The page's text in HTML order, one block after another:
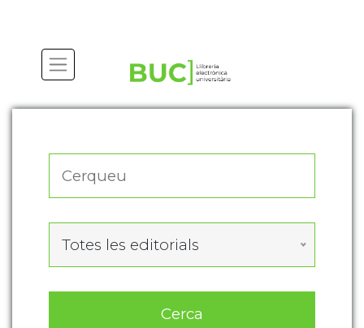
Totes les editorials
Cerca